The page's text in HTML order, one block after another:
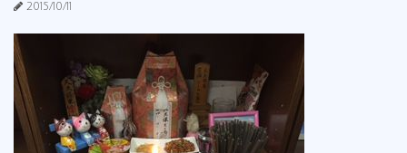
2015/10/11